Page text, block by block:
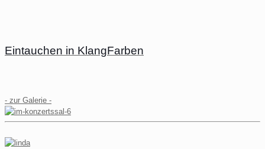
Eintauchen in KlangFarben
- zur Galerie -